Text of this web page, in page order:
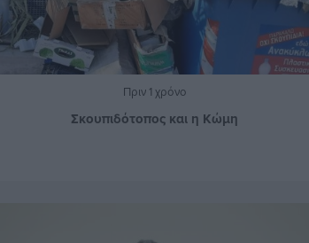
Πριν 1 χρόνο
Σκουπιδότοπος και η Κώμη